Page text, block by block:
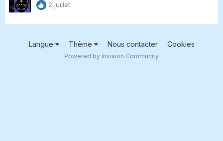
2 juillet
Langue Thème Nous contacter Cookies
Powered by Invision Community